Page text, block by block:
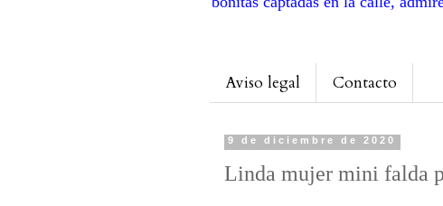
Aviso legal Contacto
9 de diciembre de 2020
Linda mujer mini falda